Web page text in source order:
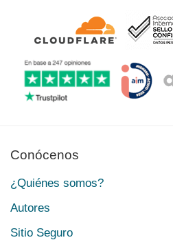
Conócenos
¿Quiénes somos?
Autores
Sitio Seguro